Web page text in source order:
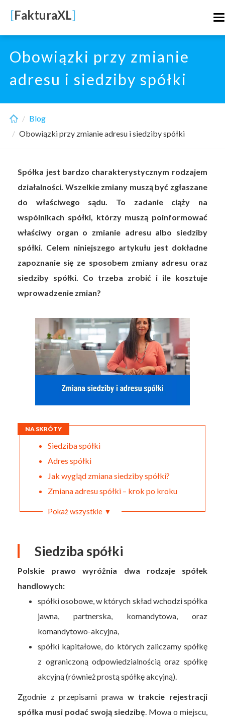
main
content
[FakturaXL]
Obowiązki przy zmianie
adresu i siedziby spółki
Blog
Obowiązki przy zmianie adresu i siedziby spółki
Spółka jest bardzo charakterystycznym rodzajem
działalności. Wszelkie zmiany muszą być zgłaszane
do właściwego sądu. To zadanie ciąży na
wspólnikach spółki, którzy muszą poinformować
właściwy organ o zmianie adresu albo siedziby
spółki. Celem niniejszego artykułu jest dokładne
zapoznanie się ze sposobem zmiany adresu oraz
siedziby spółki. Co trzeba zrobić i ile kosztuje
wprowadzenie zmian?
NA SKRÓTY
Siedziba spółki
Adres spółki
Jak wygląd zmiana siedziby spółki?
Zmiana adresu spółki – krok po kroku
Pokaż wszystkie ▼
Siedziba spółki
Polskie prawo wyróżnia dwa rodzaje spółek
handlowych:
spółki osobowe, w których skład wchodzi spółka
jawna, partnerska, komandytowa, oraz
komandytowo-akcyjna,
spółki kapitałowe, do których zaliczamy spółkę
z ograniczoną odpowiedzialnością oraz spółkę
akcyjną (również prostą spółkę akcyjną).
Zgodnie z przepisami prawa w trakcie rejestracji
spółka musi podać swoją siedzibę . Mowa o miejscu,